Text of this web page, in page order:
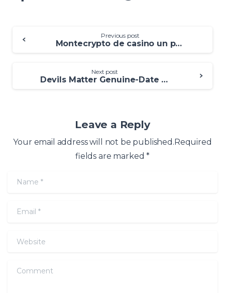
Previous post
Montecrypto de casino un peu Réceptionnez le bonus à l’exclusion de annales!
Next post
Devils Matter Genuine-Date Statistics, RTP & SRP
Leave a Reply
Your email address will not be published.Required
fields are marked *
Name
Email
Website
Comment